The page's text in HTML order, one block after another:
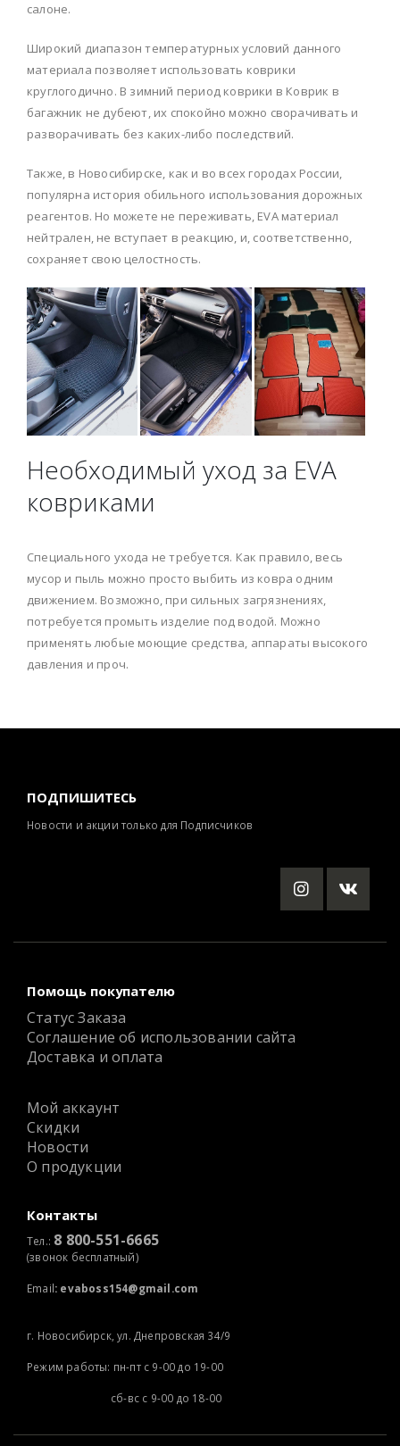
салоне.
Широкий диапазон температурных условий данного
материала позволяет использовать коврики
круглогодично. В зимний период коврики в Коврик в
багажник не дубеют, их спокойно можно сворачивать и
разворачивать без каких-либо последствий.
Также, в Новосибирске, как и во всех городах России,
популярна история обильного использования дорожных
реагентов. Но можете не переживать, EVA материал
нейтрален, не вступает в реакцию, и, соответственно,
сохраняет свою целостность.
Необходимый уход за EVA
ковриками
Специального ухода не требуется. Как правило, весь
мусор и пыль можно просто выбить из ковра одним
движением. Возможно, при сильных загрязнениях,
потребуется промыть изделие под водой. Можно
применять любые моющие средства, аппараты высокого
давления и проч.
ПОДПИШИТЕСЬ
Новости и акции только для Подписчиков
Помощь покупателю
Статус Заказа
Соглашение об использовании сайта
Доставка и оплата
Мой аккаунт
Скидки
Новости
О продукции
Контакты
Тел.: 8 800-551-6665
(звонок бесплатный)
Email: evaboss154@gmail.com
г. Новосибирск, ул. Днепровская 34/9
Режим работы: пн-пт с 9-00 до 19-00
сб-вс с 9-00 до 18-00